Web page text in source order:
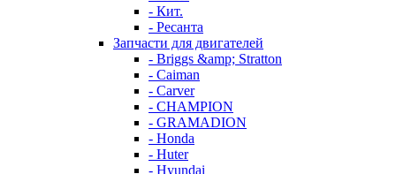
- Кит.
- Ресанта
Запчасти для двигателей
- Briggs &amp; Stratton
- Caiman
- Carver
- CHAMPION
- GRAMADION
- Honda
- Huter
- Hyundai